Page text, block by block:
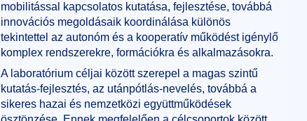
mobilitással kapcsolatos kutatása, fejlesztése, továbbá
innovációs megoldásaik koordinálása különös
tekintettel az autonóm és a kooperatív működést igénylő
komplex rendszerekre, formációkra és alkalmazásokra.
A laboratórium céljai között szerepel a magas szintű
kutatás-fejlesztés, az utánpótlás-nevelés, továbbá a
sikeres hazai és nemzetközi együttműködések